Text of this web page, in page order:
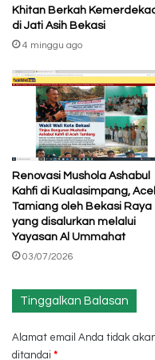
Khitan Berkah
di Jati Asih Bekasi
4 minggu ago
Renovasi Mushola Ashabul
Kahfi di Kualasimpang,
Tamiang oleh Bekasi Raya
yang disalurkan melalui
Yayasan Al Ummahat
03/07/2026
Tinggalkan Balasan
Alamat email Anda tidak
ditandai *